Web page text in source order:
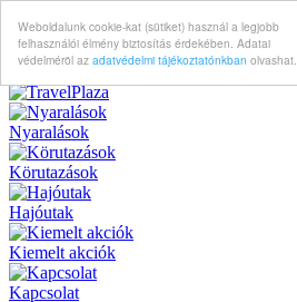
Weboldalunk cookie-kat (sütiket) használ a legjobb
felhasználói élmény biztosítás érdekében. Adatai
védelméröl az adatvédelmi tájékoztatónkban olvashat.
Nyaralások
Körutazások
Hajóutak
Kiemelt akciók
Kapcsolat